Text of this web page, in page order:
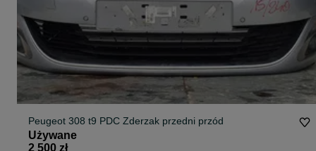
Peugeot 308 t9 PDC Zderzak przedni przód
Używane
2 500 zł